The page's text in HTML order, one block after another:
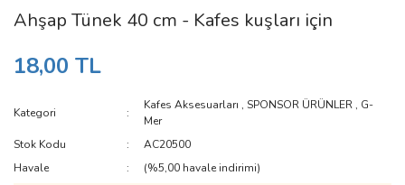
Ahşap Tünek 40 cm - Kafes kuşları için
18,00 TL
Kategori
Kafes Aksesuarları ,SPONSOR ÜRÜNLER , G-
Mer
Stok Kodu
AC20500
Havale
(%5,00 havale indirimi)